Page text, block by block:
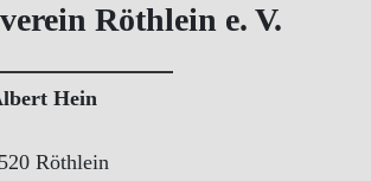
Röthlein e. V.
Hein
Röthlein